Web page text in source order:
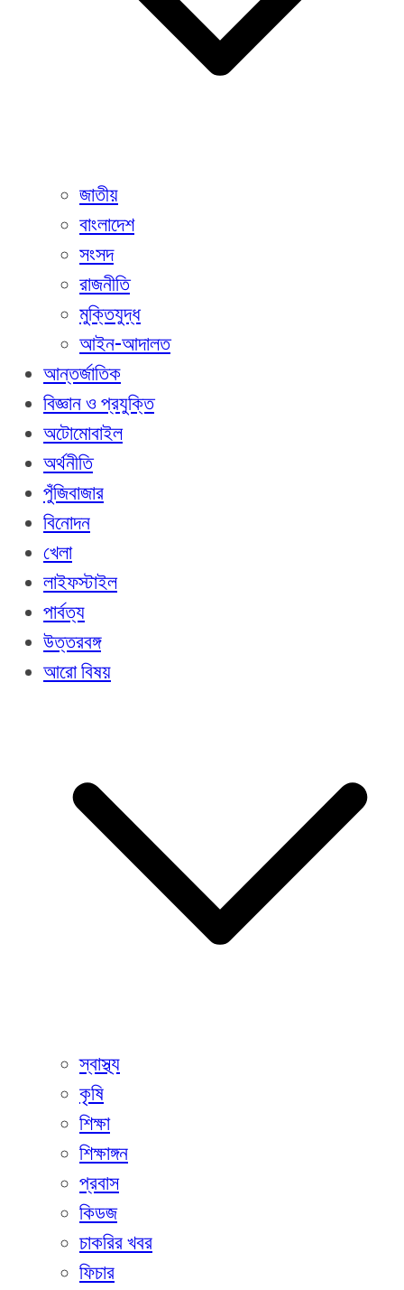
জাতীয়
বাংলাদেশ
সংসদ
রাজনীতি
মুক্তিযুদ্ধ
আইন-আদালত
আন্তর্জাতিক
বিজ্ঞান ও প্রযুক্তি
অটোমোবাইল
অর্থনীতি
পুঁজিবাজার
বিনোদন
খেলা
লাইফস্টাইল
পার্বত্য
উত্তরবঙ্গ
আরো বিষয়
স্বাস্থ্য
কৃষি
শিক্ষা
শিক্ষাঙ্গন
প্রবাস
কিডজ
চাকরির খবর
ফিচার